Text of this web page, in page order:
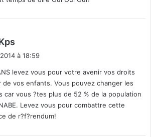
:
à 18:59
levez vous pour votre avenir vos droits
de vos enfants. Vous pouvez changer les
car vous ?tes plus de 52 % de la population
Levez vous pour combattre cette
de r?f?rendum!